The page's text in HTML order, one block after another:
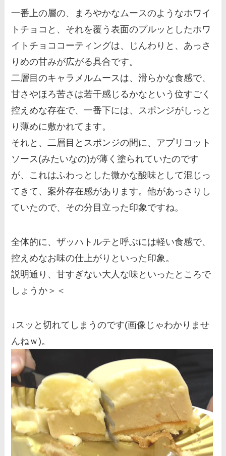
一番上の層の、まろやかなムースのようなホワイ
トチョコと、それを覆う表面のプルッとしたホワ
イトチョココーティングは、じんわりと、あっさ
りめの甘みが広がる具合です。
二層目のキャラメルムースは、滑らかな食感で、
甘さやほろ苦さは若干感じるかなという位すごく
控えめな存在で、一番下には、スポンジがしっと
り薄めに敷かれてます。
それと、二層目とスポンジの間に、アプリコット
ソース(みたいなの)が薄く塗られていたのです
が、これはふわっとした微かな酸味として混じっ
てきて、案外存在感があります。他があっさりし
ていたので、その分目立った印象ですね。
全体的に、ザッハトルテと呼ぶには軽い食感で、
控えめなお味の仕上がりといった印象。
説明通り、甘すぎない大人な味といったところで
しょうか＞＜
↓スッと切れてしまうのです(画像じゃわかりませ
んねｗ)。